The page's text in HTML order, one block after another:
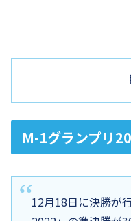
M-1グランプリ
12月18日に決勝が